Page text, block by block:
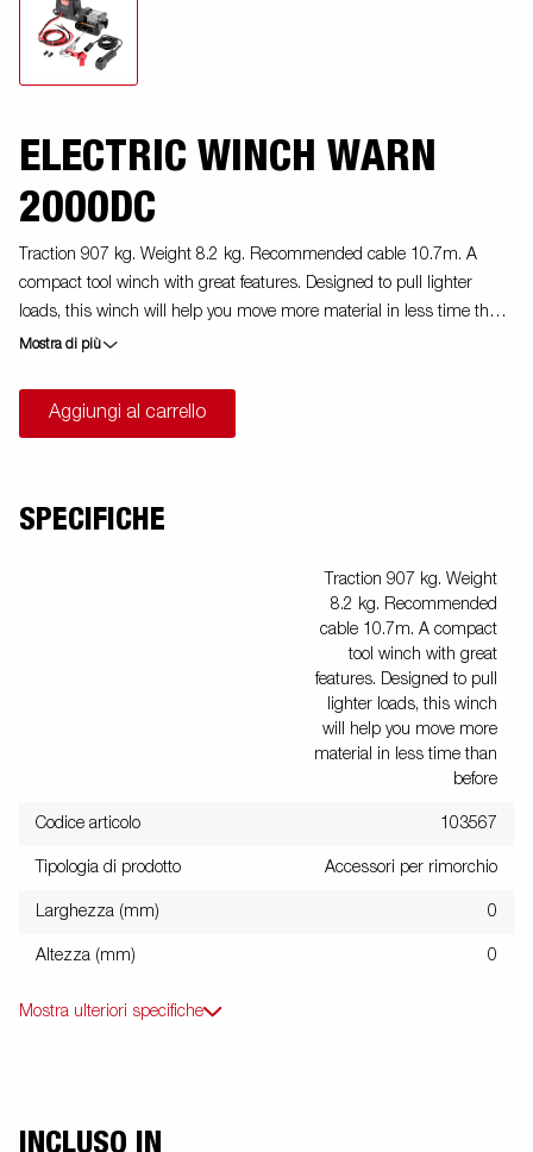
ELECTRIC WINCH WARN
2000DC
Traction 907 kg. Weight 8.2 kg. Recommended cable 10.7m. A
compact tool winch with great features. Designed to pull lighter
loads, this winch will help you move more material in less time than
before
Mostra di più
Aggiungi al carrello
SPECIFICHE
Traction 907 kg. Weight
8.2 kg. Recommended
cable 10.7m. A compact
tool winch with great
features. Designed to pull
lighter loads, this winch
will help you move more
material in less time than
before
Codice articolo 103567
Tipologia di prodotto Accessori per rimorchio
Larghezza (mm) 0
Altezza (mm) 0
Mostra ulteriori specifiche
INCLUSO IN